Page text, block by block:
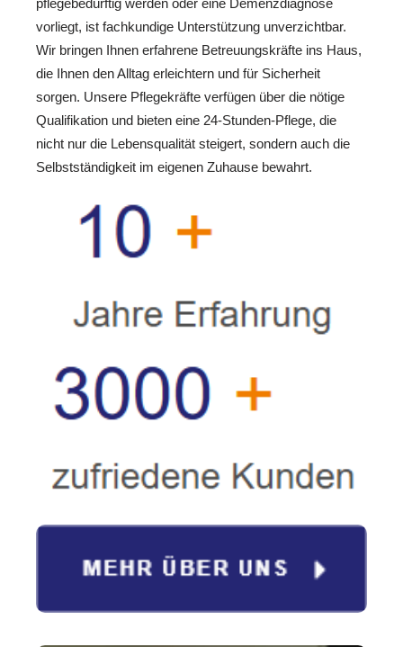
pflegebedürftig werden oder eine Demenzdiagnose
vorliegt, ist fachkundige Unterstützung unverzichtbar.
Wir bringen Ihnen erfahrene Betreuungskräfte ins Haus,
die Ihnen den Alltag erleichtern und für Sicherheit
sorgen. Unsere Pflegekräfte verfügen über die nötige
Qualifikation und bieten eine 24-Stunden-Pflege, die
nicht nur die Lebensqualität steigert, sondern auch die
Selbstständigkeit im eigenen Zuhause bewahrt.